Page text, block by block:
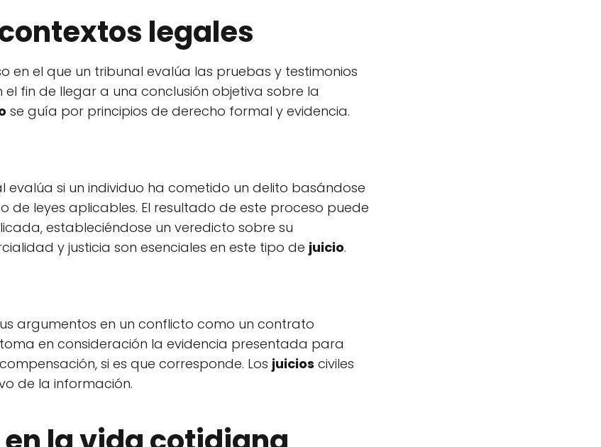
legales
en el que un tribunal evalúa las pruebas y testimonios
fin de llegar a una conclusión objetiva sobre la
se guía por principios de derecho formal y evidencia.
evalúa si un individuo ha cometido un delito basándose
de leyes aplicables. El resultado de este proceso puede
estableciéndose un veredicto sobre su
y justicia son esenciales en este tipo de juicio.
argumentos en un conflicto como un contrato
en consideración la evidencia presentada para
si es que corresponde. Los juicios civiles
de la información.